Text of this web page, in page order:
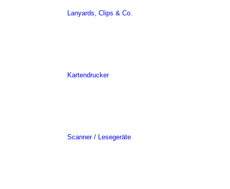
Lanyards, Clips & Co.
Kartendrucker
Scanner / Lesegeräte